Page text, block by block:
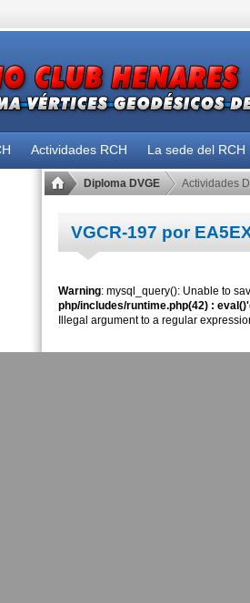
Actividades RCH La sede del RCH
Diploma DVGE Actividades
VGCR-197 por
Warning: mysql_query(): Unable to
php/includes/runtime.php(42) :
Illegal argument to a regular